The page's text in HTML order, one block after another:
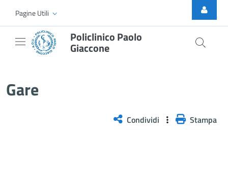
Skip to Main Content
Pagine Utili
Policlinico Paolo
Giaccone
Gare
Condividi Stampa